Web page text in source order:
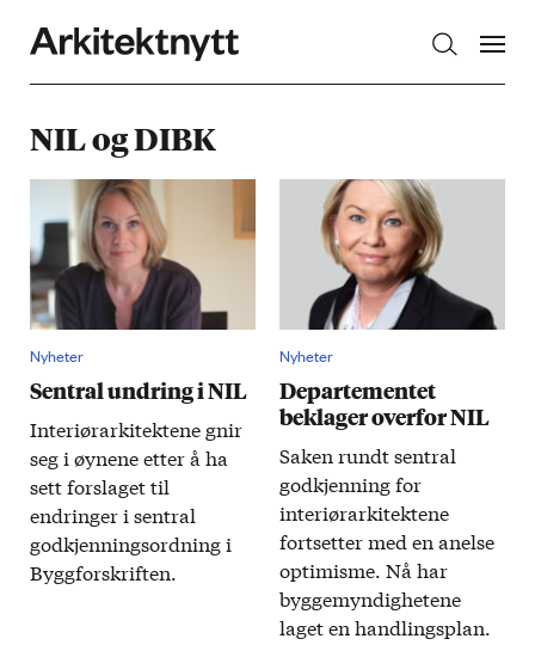
NIL og DIBK
Nyheter
Sentral undring i NIL
Interiørarkitektene gnir
seg i øynene etter å ha
sett forslaget til
endringer i sentral
godkjenningsordning i
Byggforskriften.
Nyheter
Departementet
beklager overfor NIL
Saken rundt sentral
godkjenning for
interiørarkitektene
fortsetter med en anelse
optimisme. Nå har
byggemyndighetene
laget en handlingsplan.